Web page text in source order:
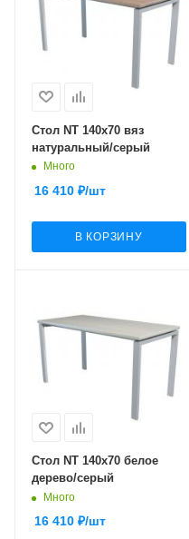
Стол NT 140x70 вяз
натуральный/серый
Много
16 410 ₽/шт
В КОРЗИНУ
Стол NT 140x70 белое
дерево/серый
Много
16 410 ₽/шт